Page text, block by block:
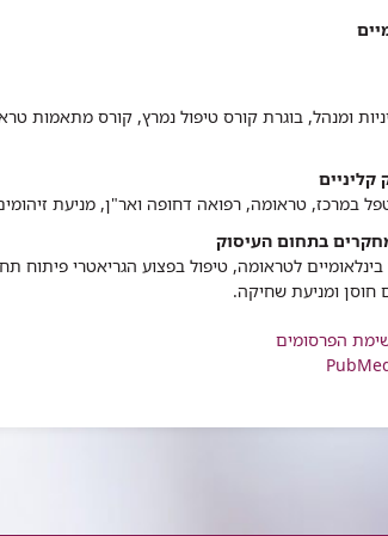
קליניים
במרכז, טראומה, רפואה דחופה ואר"ן, מניעת
בתחום העיסוק
בינלאומיים לטראומה, טיפול בפצוע הגריאטרי פיתוח
חוסן ומניעת שחיקה.
הפרסומים